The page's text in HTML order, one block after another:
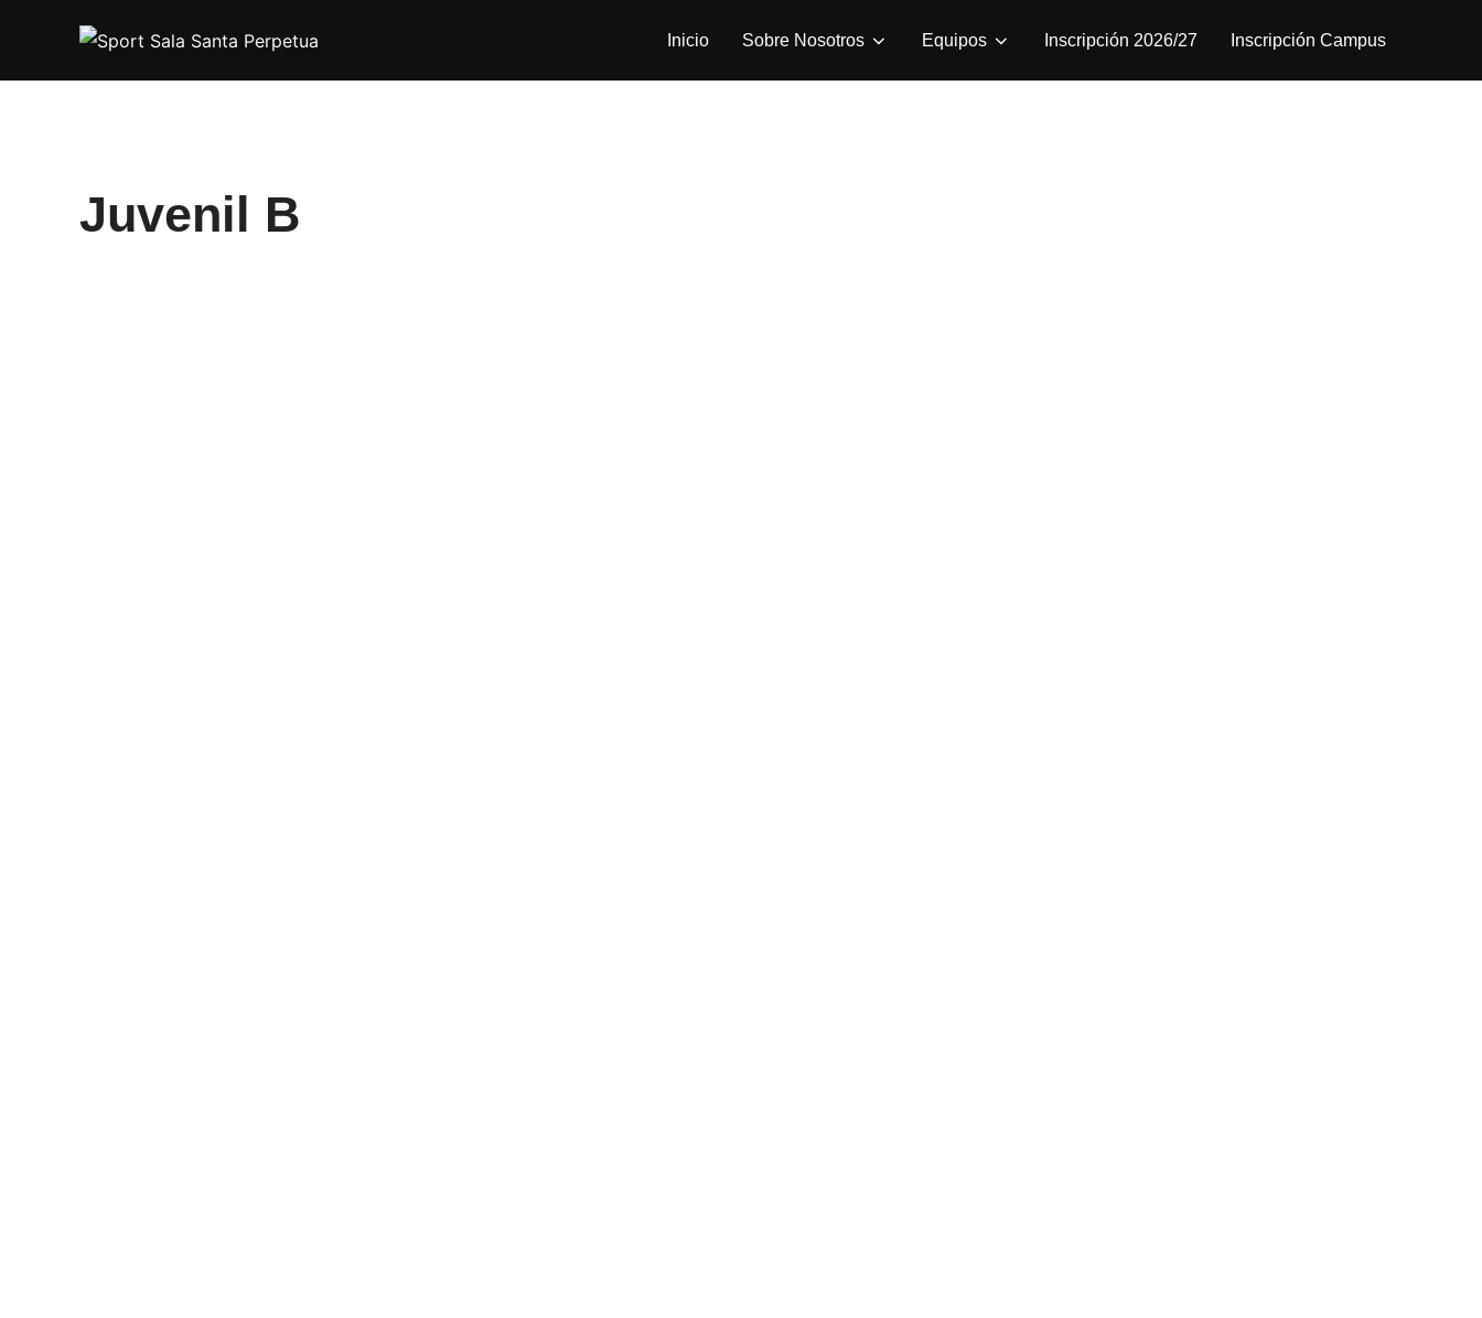
contenido
Inicio Sobre Nosotros Equipos Inscripción 2026/27 Inscripción Campus
Juvenil B